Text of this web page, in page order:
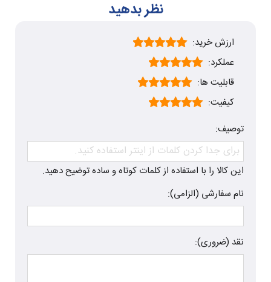
نظر بدهید
ارزش خرید:
عملکرد:
قابلیت ها:
کیفیت:
توصیف:
این کالا را با استفاده از کلمات کوتاه و ساده توضیح دهید.
نام سفارشی (الزامی):
نقد (ضروری):